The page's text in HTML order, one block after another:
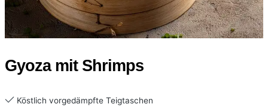
Gyoza mit Shrimps
Köstlich vorgedämpfte Teigtaschen